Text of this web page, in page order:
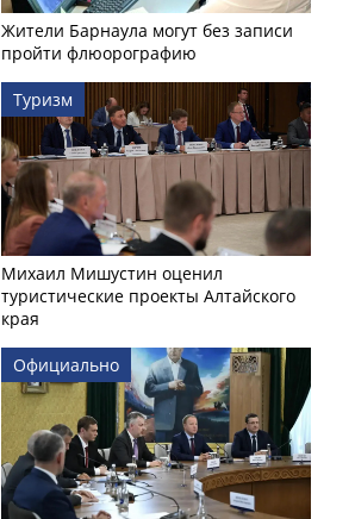
Жители Барнаула могут без записи
пройти флюорографию
Туризм
Михаил Мишустин оценил
туристические проекты Алтайского
края
Официально